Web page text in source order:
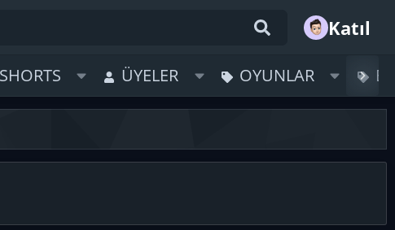
Katıl
ÜYELER OYUNLAR